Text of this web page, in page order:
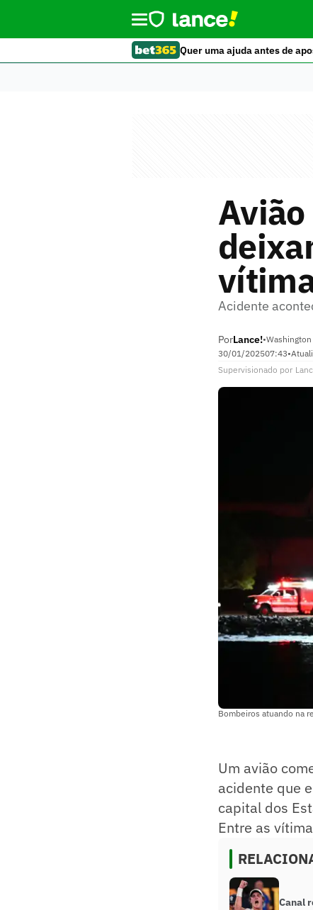
Quer uma ajuda antes de
Acidente
PorLance!•Washington
30/01/202507:43•
Supervisionado por
Bombeiros atuando na
Um avião
acidente que
capital dos
Entre as
Canal